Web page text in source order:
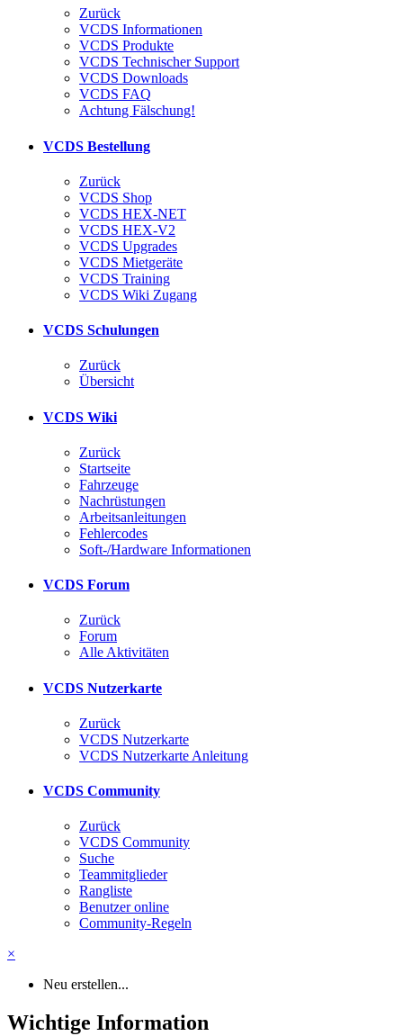
Zurück
VCDS Informationen
VCDS Produkte
VCDS Technischer Support
VCDS Downloads
VCDS FAQ
Achtung Fälschung!
VCDS Bestellung
Zurück
VCDS Shop
VCDS HEX-NET
VCDS HEX-V2
VCDS Upgrades
VCDS Mietgeräte
VCDS Training
VCDS Wiki Zugang
VCDS Schulungen
Zurück
Übersicht
VCDS Wiki
Zurück
Startseite
Fahrzeuge
Nachrüstungen
Arbeitsanleitungen
Fehlercodes
Soft-/Hardware Informationen
VCDS Forum
Zurück
Forum
Alle Aktivitäten
VCDS Nutzerkarte
Zurück
VCDS Nutzerkarte
VCDS Nutzerkarte Anleitung
VCDS Community
Zurück
VCDS Community
Suche
Teammitglieder
Rangliste
Benutzer online
Community-Regeln
×
Neu erstellen...
Wichtige Information